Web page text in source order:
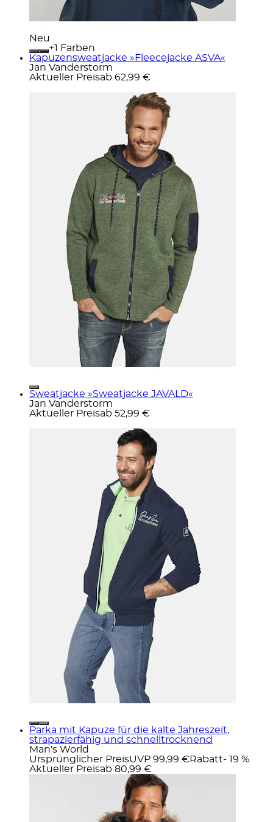
Neu
+
Farben
Kapuzensweatjacke »Fleecejacke ASVA«
Jan Vanderstorm
Aktueller Preisab 62,99 €
Sweatjacke »Sweatjacke JAVALD«
Jan Vanderstorm
Aktueller Preisab 52,99 €
Parka mit Kapuze für die kalte Jahreszeit,
strapazierfähig und schnelltrocknend
Man's World
Ursprünglicher PreisUVP 99,99 € Rabatt- 19 %
Aktueller Preisab 80,99 €